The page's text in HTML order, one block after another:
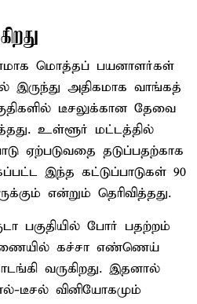
மொத்தப் பயனாளர்கள்
இருந்து அதிகமாக வாங்கத்
டீசலுக்கான தேவை
உள்ளூர் மட்டத்தில்
ஏற்படுவதை தடுப்பதற்காக
இந்த கட்டுப்பாடுகள் 90
என்றும் தெரிவித்தது.
பகுதியில் போர் பதற்றம்
கச்சா எண்ணெய்
வருகிறது. இதனால்
டீசல் வினியோகமும்